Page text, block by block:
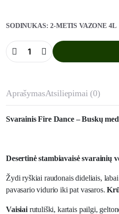
SODINUKAS: 2-METIS VAZONE 4L
Svarainis
Fire
AprašymasAtsiliepimai (0)
Svarainis Fire Dance – Buskų
Desertinė stambiavaisė svarainių
Žydi ryškiai raudonais dideliais,
pavasario vidurio iki pat vasaros.
Vaisiairutuliški, kartais pailgi,